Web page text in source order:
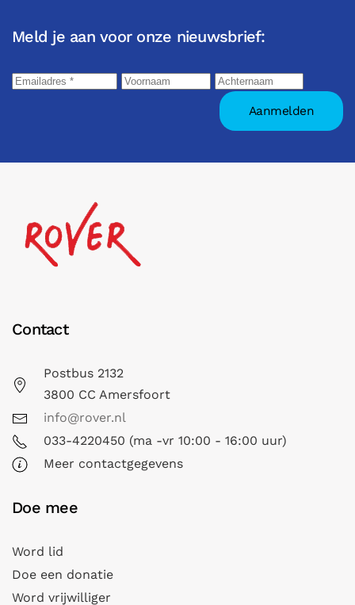
Meld je aan voor onze nieuwsbrief:
Contact
Postbus 2132
3800 CC Amersfoort
info@rover.nl
033-4220450 (ma -vr 10:00 - 16:00 uur)
Meer contactgegevens
Doe mee
Word lid
Doe een donatie
Word vrijwilliger